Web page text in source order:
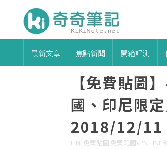
最新文章 焦點新聞 開箱評測
【免費貼圖
國、印尼限
2018/12/11
LINE免費貼圖 免費跨國VPN LINE